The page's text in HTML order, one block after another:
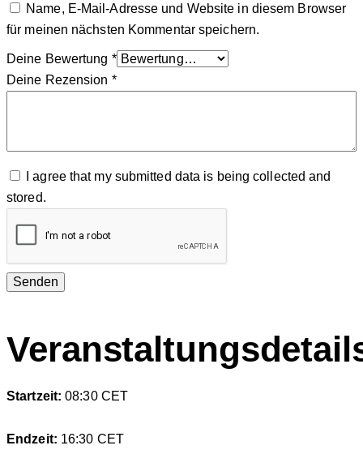
Name, E-Mail-Adresse und Website in diesem Browser
für meinen nächsten Kommentar speichern.
Deine Bewertung *
Deine Rezension *
I agree that my submitted data is being collected and
stored.
Startzeit:08:30 CET
Endzeit: 16:30 CET